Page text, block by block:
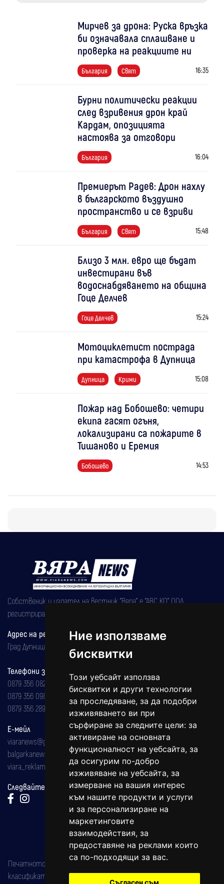
Ние използваме
бисквитки
Този уебсайт използва
бисквитки и други технологии
за проследяване, за да подобри
изживяването ви при
сърфиране за следните цели: за
активиране на основната
функционалност на уебсайта, за
да осигурим по-добро
изживяване на уебсайта, за
измерване на вашия интерес
към нашите продукти и услуги
и за персонализиране на
маркетинговите
взаимодействия, за
предоставяне на реклами които
са по-подходящи за вас.
Съгласен съм
Мирчев за дрона: Руска връзка
би означавала сплашване и
проверка на реакциите ни
България Свят 16:35
Бурни политически реакции
след взривения дрон край
Кардам, опозицията
настоява за отговори
България 16:04
Премиерът Радев: Дрон нахлу
в българското въздушно
пространство и се взриви
България Свят 15:48
Близо 3 млн. евро ще бъдат
инвестирани във
водоснабдяването на община
Гоце Делчев
Гоце Делчев 15:24
Мотоциклетист пострада
при катастрофа в Дупница
Дупница Крими 15:08
Пожар над Бобошево: четири
екипа гасят огъня,
локализирани са пожарите в
Тишаново и Еремия
Бобошево 14:53
Собственик и издател на вестник "Вяра" е "АВС КО" ООД,
регистрирана на 08.05.2002 година.
Адрес на редакцията
Град Дупница, ул.''Христо Ботев" 43
Телефони за реклама и абонаменти
0879 356 082
0879 356 098
0879 356 289
Е-мейл
viaranews@gmail.com
balgarkanews@gmail.com
viara_reklama@mail.bg
Следвайте ни:
Печатното издание на вестника е регистрирано в националния
класификатор на печатните издания (Българска национална